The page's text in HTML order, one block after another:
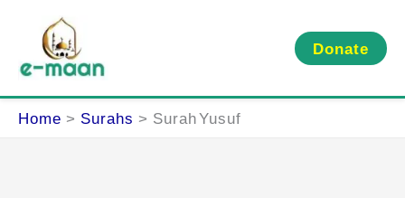
content
Donate
Home Surahs Surah Yusuf